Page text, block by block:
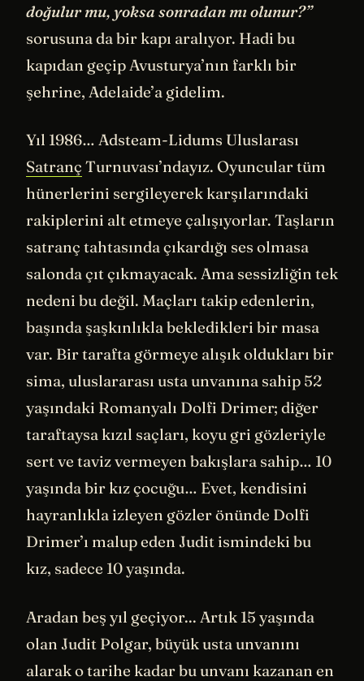
doğulur mu, yoksa sonradan mı olunur?”
sorusuna da bir kapı aralıyor. Hadi bu
kapıdan geçip Avusturya’nın farklı bir
şehrine, Adelaide’a gidelim.
Yıl 1986… Adsteam-Lidums Uluslarası
Satranç Turnuvası’ndayız. Oyuncular tüm
hünerlerini sergileyerek karşılarındaki
rakiplerini alt etmeye çalışıyorlar. Taşların
satranç tahtasında çıkardığı ses olmasa
salonda çıt çıkmayacak. Ama sessizliğin tek
nedeni bu değil. Maçları takip edenlerin,
başında şaşkınlıkla bekledikleri bir masa
var. Bir tarafta görmeye alışık oldukları bir
sima, uluslararası usta unvanına sahip 52
yaşındaki Romanyalı Dolfi Drimer; diğer
taraftaysa kızıl saçları, koyu gri gözleriyle
sert ve taviz vermeyen bakışlara sahip… 10
yaşında bir kız çocuğu… Evet, kendisini
hayranlıkla izleyen gözler önünde Dolfi
Drimer’ı malup eden Judit ismindeki bu
kız, sadece 10 yaşında.
Aradan beş yıl geçiyor... Artık 15 yaşında
olan Judit Polgar, büyük usta unvanını
alarak o tarihe kadar bu unvanı kazanan en